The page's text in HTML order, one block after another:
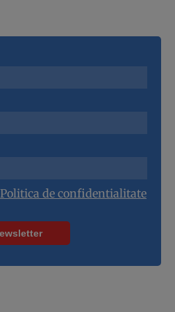
Politica de confidentialitate